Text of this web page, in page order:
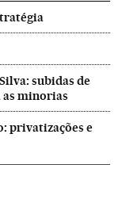
subidas de
as minorias
privatizações e